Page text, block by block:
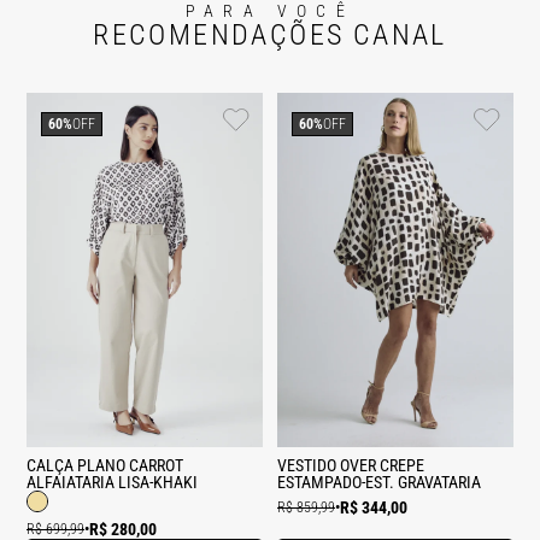
PARA VOCÊ
RECOMENDAÇÕES CANAL
CALÇA PLANO CARROT
ALFAIATARIA LISA-KHAKI
R$ 699,99•R$ 280,00
60%OFF
VESTIDO OVER CREPE
ESTAMPADO-EST. GRAVATARIA
R$ 859,99•R$ 344,00
60%OFF